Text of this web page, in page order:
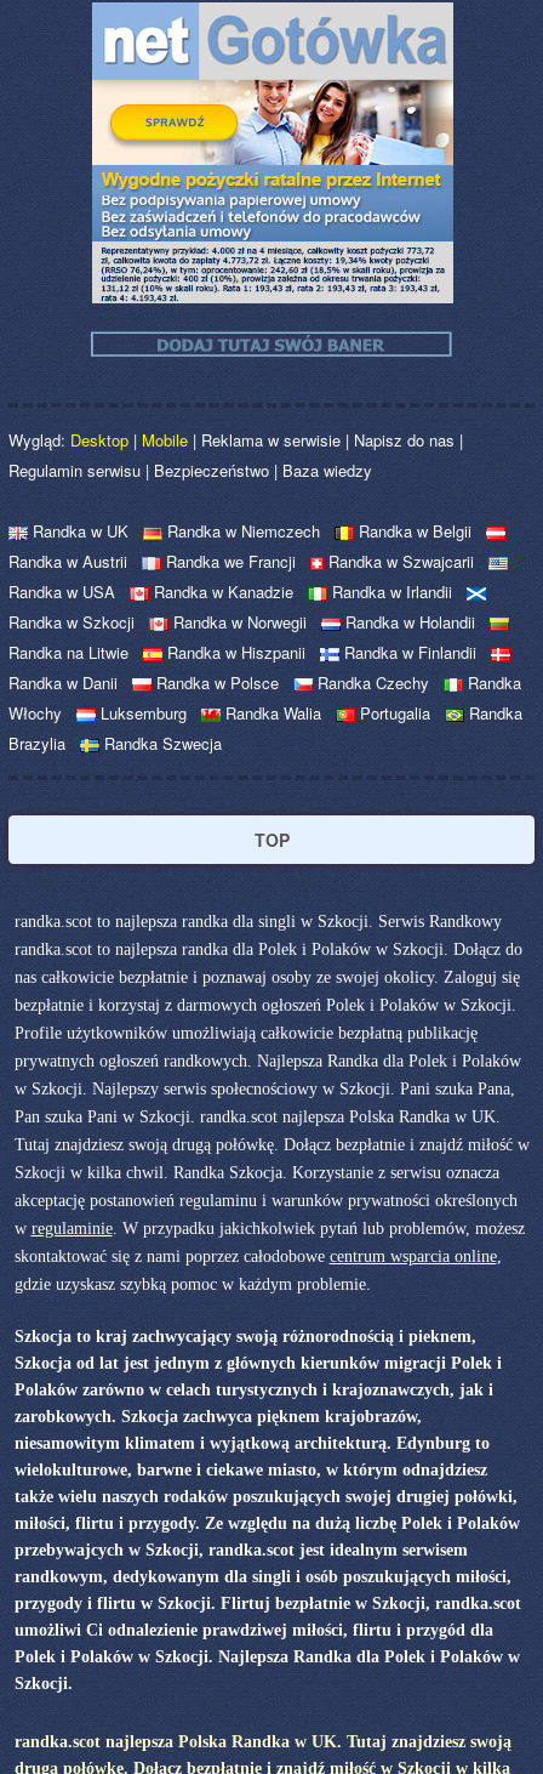
Wygląd: Desktop | Mobile | Reklama w serwisie |Napisz do nas |
Regulamin serwisu | Bezpieczeństwo |Baza wiedzy
Randka w UK Randka w Niemczech
Randka w Belgii
Randka w Austrii
Randka we Francji
Randka w Szwajcarii
Randka w USA
Randka w Kanadzie
Randka w Irlandii
Randka w Szkocji
Randka w Norwegii
Randka w Holandii
Randka na Litwie
Randka w Hiszpanii
Randka w Finlandii
Randka w Danii
Randka w Polsce Randka Czechy
Randka
Włochy
Luksemburg Randka Walia Portugalia
Randka
Brazylia
Randka Szwecja
TOP
randka.scot to najlepsza randka dla singli w Szkocji. Serwis Randkowy
randka.scot to najlepsza randka dla Polek i Polaków w Szkocji. Dołącz do
nas całkowicie bezpłatnie i poznawaj osoby ze swojej okolicy. Zaloguj się
bezpłatnie i korzystaj z darmowych ogłoszeń Polek i Polaków w Szkocji.
Profile użytkowników umożliwiają całkowicie bezpłatną publikację
prywatnych ogłoszeń randkowych. Najlepsza Randka dla Polek i Polaków
w Szkocji. Najlepszy serwis społecnościowy w Szkocji. Pani szuka Pana,
Pan szuka Pani w Szkocji. randka.scot najlepsza Polska Randka w UK.
Tutaj znajdziesz swoją drugą połówkę. Dołącz bezpłatnie i znajdź miłość w
Szkocji w kilka chwil. Randka Szkocja. Korzystanie z serwisu oznacza
akceptację postanowień regulaminu i warunków prywatności określonych
wregulaminie. W przypadku jakichkolwiek pytań lub problemów, możesz
skontaktować się z nami poprzez całodobowe centrum wsparcia online,
gdzie uzyskasz szybką pomoc w każdym problemie.
Szkocja to kraj zachwycający swoją różnorodnością i pieknem,
Szkocja od lat jest jednym z głównych kierunków migracji Polek i
Polaków zarówno w celach turystycznych i krajoznawczych, jak i
zarobkowych. Szkocja zachwyca pięknem krajobrazów,
niesamowitym klimatem i wyjątkową architekturą. Edynburg to
wielokulturowe, barwne i ciekawe miasto, w którym odnajdziesz
także wielu naszych rodaków poszukujących swojej drugiej połówki,
miłości, flirtu i przygody. Ze względu na dużą liczbę Polek i Polaków
przebywajcych w Szkocji, randka.scot jest idealnym serwisem
randkowym, dedykowanym dla singli i osób poszukujących miłości,
przygody i flirtu w Szkocji. Flirtuj bezpłatnie w Szkocji, randka.scot
umożliwi Ci odnalezienie prawdziwej miłości, flirtu i przygód dla
Polek i Polaków w Szkocji. Najlepsza Randka dla Polek i Polaków w
Szkocji.
randka.scot najlepsza Polska Randka w UK. Tutaj znajdziesz swoją
drugą połówkę. Dołącz bezpłatnie i znajdź miłość w Szkocji w kilka